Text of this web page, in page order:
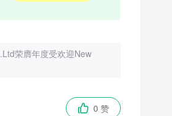
.Ltd荣膺年度受欢迎New
 0 赞